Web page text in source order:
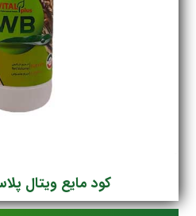
کود مایع ویتال